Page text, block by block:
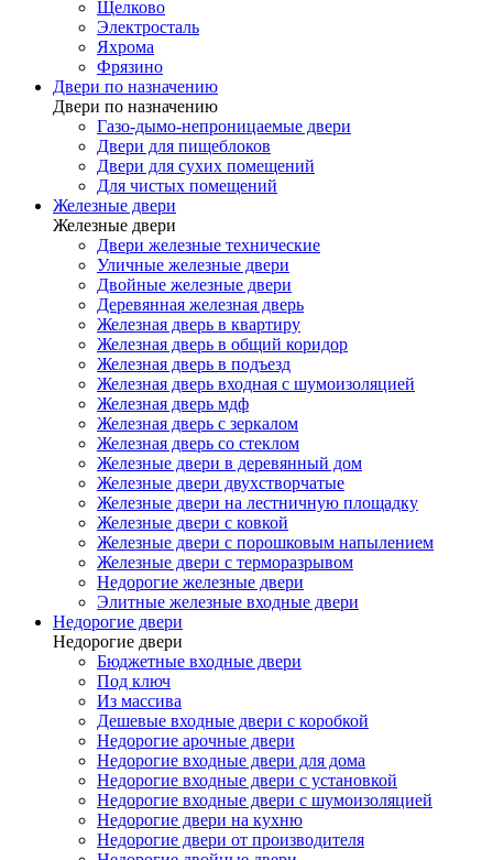
Щелково
Электросталь
Яхрома
Фрязино
Двери по назначению
Двери по назначению
Газо-дымо-непроницаемые двери
Двери для пищеблоков
Двери для сухих помещений
Для чистых помещений
Железные двери
Железные двери
Двери железные технические
Уличные железные двери
Двойные железные двери
Деревянная железная дверь
Железная дверь в квартиру
Железная дверь в общий коридор
Железная дверь в подъезд
Железная дверь входная с шумоизоляцией
Железная дверь мдф
Железная дверь с зеркалом
Железная дверь со стеклом
Железные двери в деревянный дом
Железные двери двухстворчатые
Железные двери на лестничную площадку
Железные двери с ковкой
Железные двери с порошковым напылением
Железные двери с терморазрывом
Недорогие железные двери
Элитные железные входные двери
Недорогие двери
Недорогие двери
Бюджетные входные двери
Под ключ
Из массива
Дешевые входные двери с коробкой
Недорогие арочные двери
Недорогие входные двери для дома
Недорогие входные двери с установкой
Недорогие входные двери с шумоизоляцией
Недорогие двери на кухню
Недорогие двери от производителя